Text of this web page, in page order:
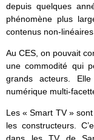
depuis quelques
phénomène plus
contenus non-
Au CES, on pouvait
une commodité qui
grands acteurs.
numérique multi-
Les « Smart TV »
les constructeurs.